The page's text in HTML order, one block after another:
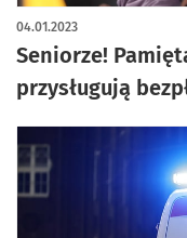
Seniorze!
przysługują
04.01.2023